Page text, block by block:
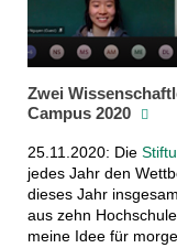
Zwei
Campus 2020
25.11.2020: Die
jedes Jahr den
dieses Jahr
aus zehn
meine Idee für